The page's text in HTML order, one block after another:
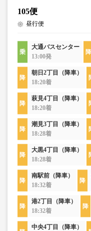
105便
昼行便
大通バスセンター
13:00発
朝日2丁目（降車）
18:20着
萩見4丁目（降車）
18:20着
潮見3丁目（降車）
18:28着
大黒4丁目（降車）
18:28着
南駅前（降車）
18:32着
港2丁目（降車）
18:32着
中央4丁目（降車）